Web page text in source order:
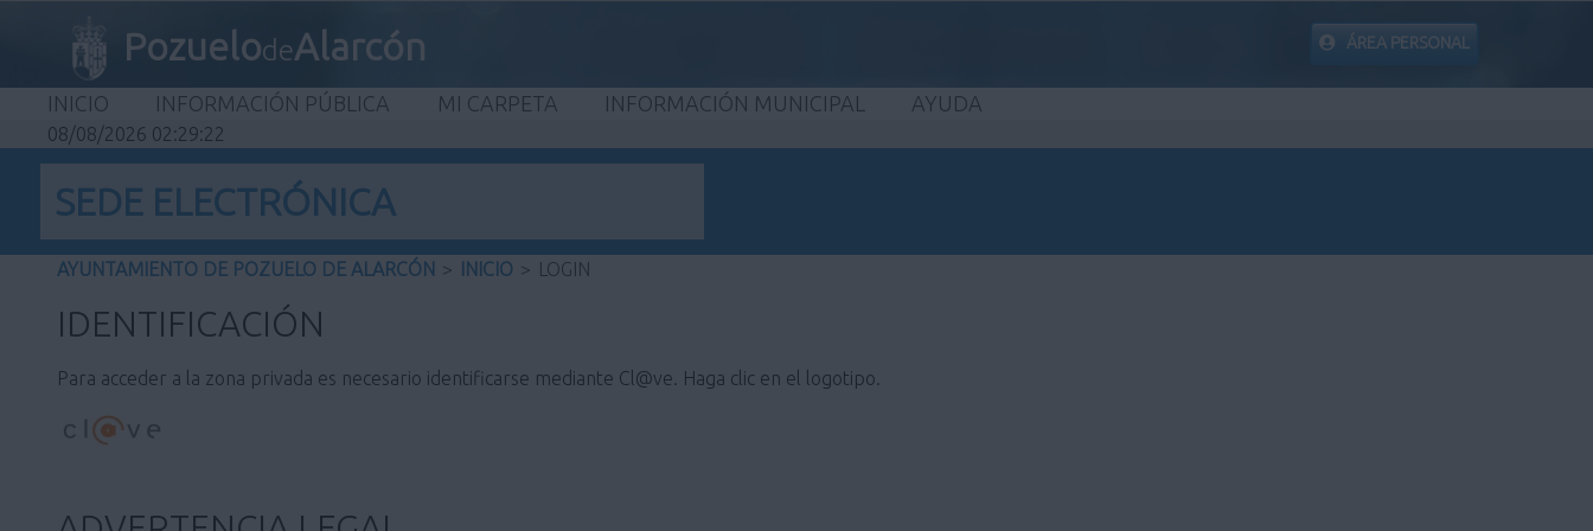
PozuelodeAlarcón ÁREA PERSONAL
INICIO INFORMACIÓN PÚBLICA MI CARPETA INFORMACIÓN MUNICIPAL AYUDA
08/08/2026 02:29:22
SEDE ELECTRÓNICA
AYUNTAMIENTO DE POZUELO DE ALARCÓN > INICIO > LOGIN
IDENTIFICACIÓN
Para acceder a la zona privada es necesario identificarse mediante Cl@ve. Haga clic en el logotipo.